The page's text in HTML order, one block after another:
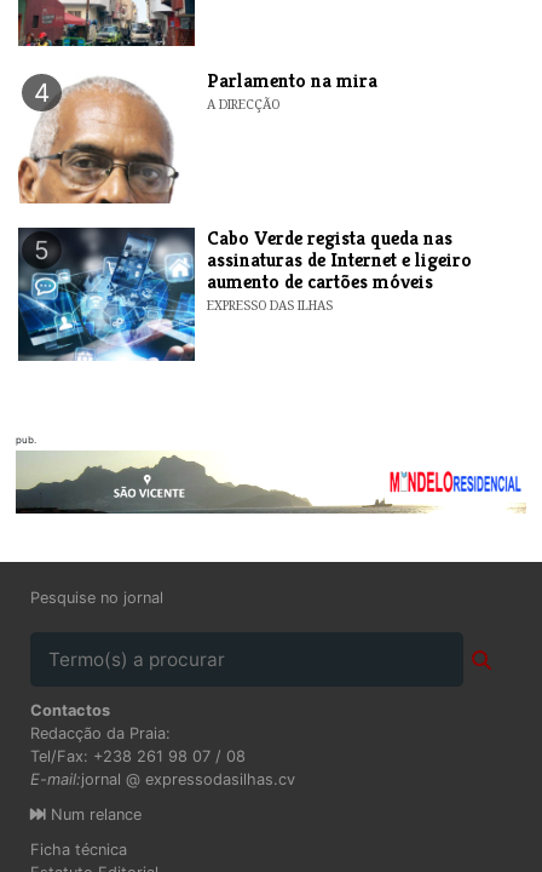
4 Parlamento na mira
A DIRECÇÃO
5
Cabo Verde regista queda nas
assinaturas de Internet e ligeiro
aumento de cartões móveis
EXPRESSO DAS ILHAS
pub.
Pesquise no jornal
Contactos
Redacção da Praia:
Tel/Fax: +238 261 98 07 / 08
E-mail:jornal @ expressodasilhas.cv
Num relance
Ficha técnica